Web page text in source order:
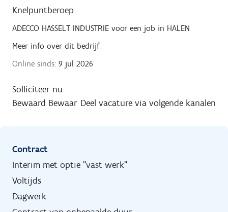
Knelpuntberoep
ADECCO HASSELT INDUSTRIE voor een job in HALEN
Meer info over dit bedrijf
Online sinds: 9 jul 2026
Solliciteer nu
Bewaard Bewaar Deel vacature via volgende kanalen
Contract
Interim met optie "vast werk"
Voltijds
Dagwerk